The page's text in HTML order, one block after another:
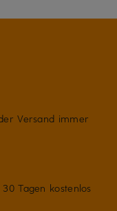
Versand immer
Tagen kostenlos